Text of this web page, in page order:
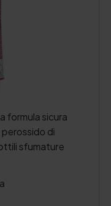
formula sicura
di
sfumature